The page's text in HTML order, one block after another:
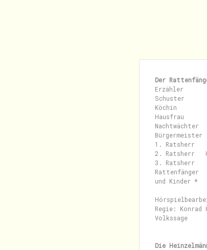
Der
Erzähler
Schuster
Köchin
Hausfrau
Bürgermeister
1. Ratsherr
2. Ratsherr
3. Ratsherr
Rattenfänger
und Kinder *
Regie: Konrad
Volkssage
Die